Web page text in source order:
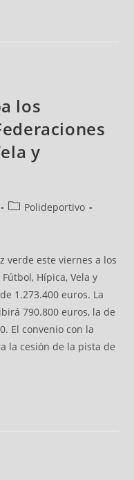
los
y
Polideportivo
verde este viernes a los
Hípica, Vela y
1.273.400 euros. La
790.800 euros, la de
El convenio con la
la cesión de la pista de